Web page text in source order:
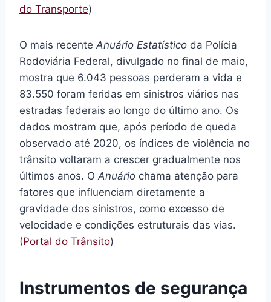
do Transporte)
O mais recente Anuário Estatístico da Polícia
Rodoviária Federal, divulgado no final de maio,
mostra que 6.043 pessoas perderam a vida e
83.550 foram feridas em sinistros viários nas
estradas federais ao longo do último ano. Os
dados mostram que, após período de queda
observado até 2020, os índices de violência no
trânsito voltaram a crescer gradualmente nos
últimos anos. O Anuário chama atenção para
fatores que influenciam diretamente a
gravidade dos sinistros, como excesso de
velocidade e condições estruturais das vias.
(Portal do Trânsito)
Instrumentos de segurança